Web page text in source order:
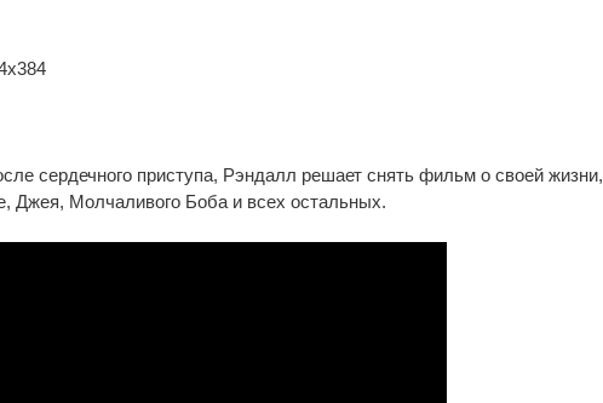
сердечного приступа, Рэндалл решает снять фильм о своей жизни,
Джея, Молчаливого Боба и всех остальных.